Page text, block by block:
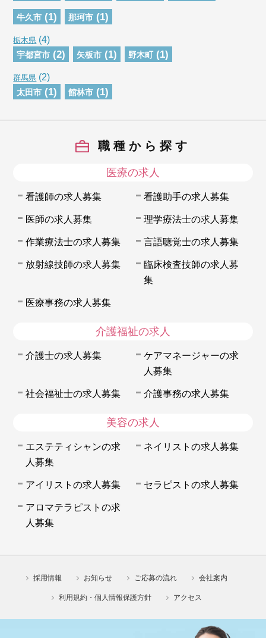
牛久市 (1) 那珂市 (1)
栃木県 (4)
宇都宮市 (2) 矢板市 (1) 野木町 (1)
群馬県 (2)
太田市 (1) 館林市 (1)
職種から探す
医療の求人
看護師の求人募集 看護助手の求人募集
医師の求人募集 理学療法士の求人募集
作業療法士の求人募集 言語聴覚士の求人募集
放射線技師の求人募集
臨床検査技師の求人募
集
医療事務の求人募集
介護福祉の求人
介護士の求人募集
ケアマネージャーの求
人募集
社会福祉士の求人募集 介護事務の求人募集
美容の求人
エステティシャンの求
人募集
ネイリストの求人募集
アイリストの求人募集 セラピストの求人募集
アロマテラピストの求
人募集
採用情報 お知らせ ご応募の流れ 会社案内
利用規約・個人情報保護方針 アクセス